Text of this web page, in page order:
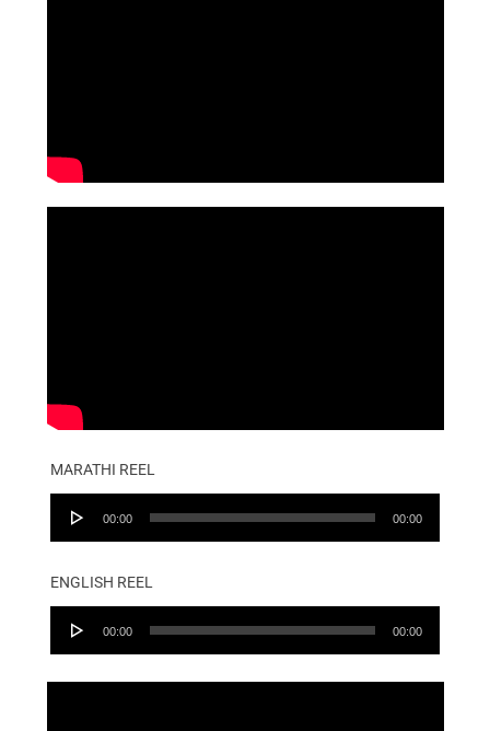
MARATHI REEL
Audio
00:00 00:00
ENGLISH REEL
Audio
00:00 00:00